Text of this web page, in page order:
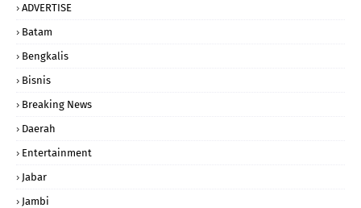
ADVERTISE
Batam
Bengkalis
Bisnis
Breaking News
Daerah
Entertainment
Jabar
Jambi